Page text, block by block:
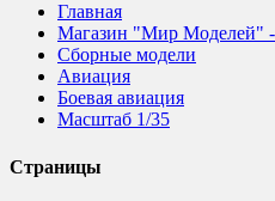
Главная
Магазин "Мир Моделей" -
Сборные модели
Авиация
Боевая авиация
Масштаб 1/35
Страницы